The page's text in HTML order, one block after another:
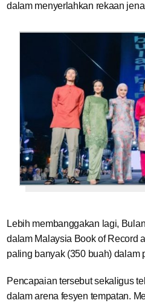
dalam menyerlahkan rekaan
Lebih membanggakan lagi,
dalam Malaysia Book of Record
paling banyak (350 buah) dalam
Pencapaian tersebut sekaligus
dalam arena fesyen tempatan.